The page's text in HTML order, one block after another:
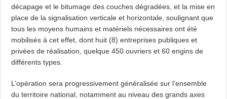
décapage et le bitumage des couches dégradées, et la mise en
place de la signalisation verticale et horizontale, soulignant que
tous les moyens humains et matériels nécessaires ont été
mobilisés à cet effet, dont huit (8) entreprises publiques et
privées de réalisation, quelque 450 ouvriers et 60 engins de
différents types.
L’opération sera progressivement généralisée sur l’ensemble
du territoire national, notamment au niveau des grands axes